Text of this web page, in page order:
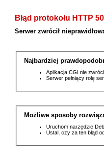
Błąd protokołu HTTP
Serwer zwrócił
Najbardziej
Aplikacja CGI nie
Serwer pełniący rolę
Możliwe sposoby
Uruchom narzędzie
Ustal, czy za ten błąd